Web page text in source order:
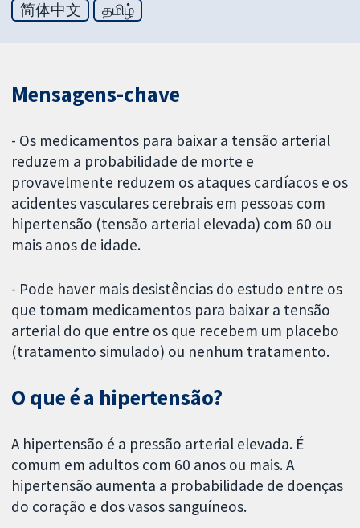
简体中文
தமிழ்
Mensagens-chave
- Os medicamentos para baixar a tensão arterial
reduzem a probabilidade de morte e
provavelmente reduzem os ataques cardíacos e os
acidentes vasculares cerebrais em pessoas com
hipertensão (tensão arterial elevada) com 60 ou
mais anos de idade.
- Pode haver mais desistências do estudo entre os
que tomam medicamentos para baixar a tensão
arterial do que entre os que recebem um placebo
(tratamento simulado) ou nenhum tratamento.
O que é a hipertensão?
A hipertensão é a pressão arterial elevada. É
comum em adultos com 60 anos ou mais. A
hipertensão aumenta a probabilidade de doenças
do coração e dos vasos sanguíneos.